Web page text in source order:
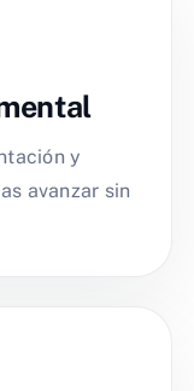
y
avanzar sin